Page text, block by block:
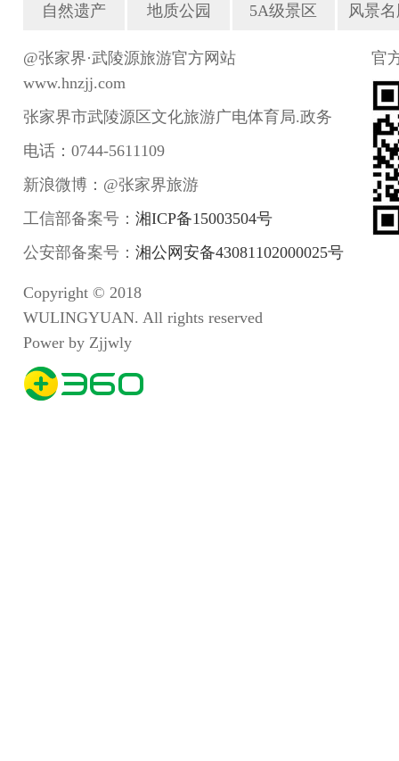
自然遗产
地质公园
5A级景区
风景
@张家界·武陵源旅游官方网站
www.hnzjj.com
张家界市武陵源区文化旅游广电体育局.政务
电话：0744-5611109
新浪微博：@张家界旅游
工信部备案号： 湘ICP备15003504号
公安部备案号： 湘公网安备43081102000025号
Copyright © 2018
WULINGYUAN. All rights reserved
Power by Zjjwly
官